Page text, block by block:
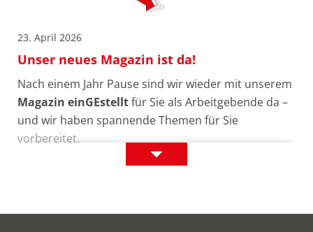
23. April 2026
Unser neues Magazin ist da!
Nach einem Jahr Pause sind wir wieder mit unserem
Magazin einGEstelltfür Sie als Arbeitgebende da –
und wir haben spannende Themen für Sie
vorbereitet.